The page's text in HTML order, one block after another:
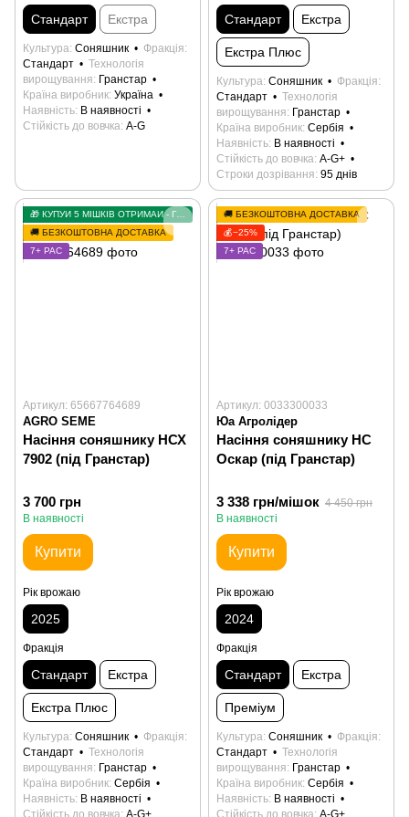
Стандарт Екстра
Культура Соняшник
Фракція
Стандарт
Технологія
вирощування Гранстар
Країна виробник Україна
Наявність В наявності
Стійкість до вовчка А-G
Стандарт Екстра
Екстра Плюс
Культура Соняшник
Фракція
Стандарт
Технологія
вирощування Гранстар
Країна виробник Сербія
Наявність В наявності
Стійкість до вовчка А-G+
Строки дозрівання 95 днів
🚚 БЕЗКОШТОВНА ДОСТАВКА
7+ РАС
Артикул: 65667764689
AGRO SEME
Насіння соняшнику НСХ
7902 (під Гранстар)
3 700 грн
В наявності
Купити
Рік врожаю
2025
Фракція
Стандарт Екстра
Екстра Плюс
Культура Соняшник
Фракція
Стандарт
Технологія
вирощування
Гранстар
Країна виробник Сербія
Наявність В наявності
Стійкість до вовчка А-G+
🚚 БЕЗКОШТОВНА ДОСТАВКА
💰−25%
7+ РАС
Артикул: 0033300033
Юа Агролідер
Насіння соняшнику НС
Оскар (під Гранстар)
3 338 грн/мішок 4 450 грн
В наявності
Купити
Рік врожаю
2024
Фракція
Стандарт Екстра
Преміум
Культура Соняшник
Фракція
Стандарт
Технологія
вирощування
Гранстар
Країна виробник Сербія
Наявність В наявності
Стійкість до вовчка А-G+